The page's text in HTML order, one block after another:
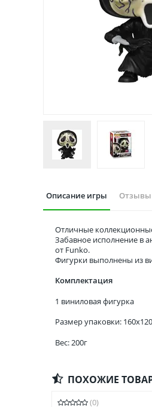
Описание игры Отзывы
Отличные
Забавное исполнение в
от Funko.
Фигурки выполнены из
Комплектация
1 виниловая фигурка
Размер упаковки:
Вес: 200г
ПОХОЖИЕ
(0)